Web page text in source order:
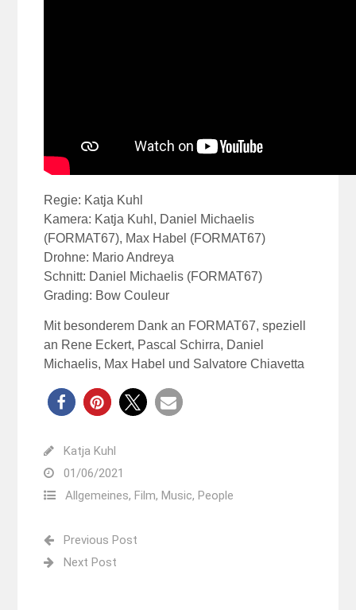
Regie: Katja Kuhl
Kamera: Katja Kuhl, Daniel Michaelis
(FORMAT67), Max Habel (FORMAT67)
Drohne: Mario Andreya
Schnitt: Daniel Michaelis (FORMAT67)
Grading: Bow Couleur
Mit besonderem Dank an FORMAT67, speziell
an Rene Eckert, Pascal Schirra, Daniel
Michaelis, Max Habel und Salvatore Chiavetta
Katja Kuhl
01/06/2021
Allgemeines, Film, Music, People
Previous Post
Next Post